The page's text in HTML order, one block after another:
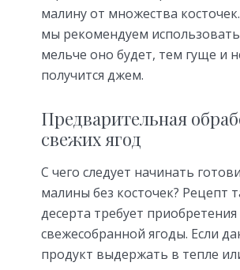
малину от множества
мы рекомендуем
мельче оно будет, тем гуще и
получится джем.
Предварительная
свежих ягод
С чего следует начинать
малины без косточек? Рецепт
десерта требует
свежесобранной ягоды. Если
продукт выдержать в тепле